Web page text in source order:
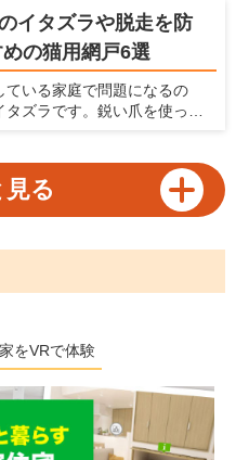
すすめ。ロボット掃除機が1
家事負担を軽減できます。
除機は高性能化が著しく、各
まざまなモデルがラインナッ
本記事ではロボット掃除機
すめの機種をご紹介します。
イタズラや脱走を防
の猫用網戸6選
ている家庭で問題になるの
タズラです。鋭い爪を使って
が脱走してしまう危険性を考
題は猫を飼っている家庭に
処したい問題。猫を飼ってい
と、猫がいても安心して使え
す。
見る
をVRで体験